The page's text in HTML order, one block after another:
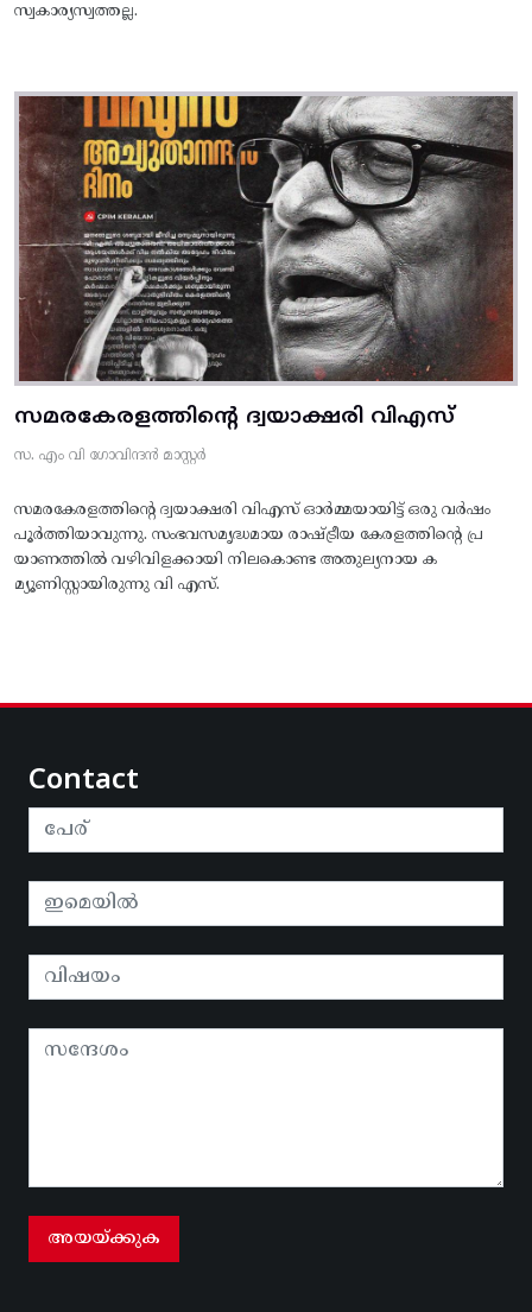
സ്വകാര്യസ്വത്തല്ല.
സമരകേരളത്തിൻ്റെ ദ്വയാക്ഷരി വിഎസ്
സ. എം വി ഗോവിന്ദൻ മാസ്റ്റർ
സമരകേരളത്തിൻ്റെ ദ്വയാക്ഷരി വിഎസ് ഓർമ്മയായിട്ട് ഒരു വർഷം
പൂർത്തിയാവുന്നു. സംഭവസമൃദ്ധമായ രാഷ്ട്രീയ കേരളത്തിന്റെ പ്ര
യാണത്തിൽ വഴിവിളക്കായി നിലകൊണ്ട അതുല്യനായ ക
മ്യൂണിസ്റ്റായിരുന്നു വി എസ്.
Contact